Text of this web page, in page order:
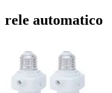
rele automatico